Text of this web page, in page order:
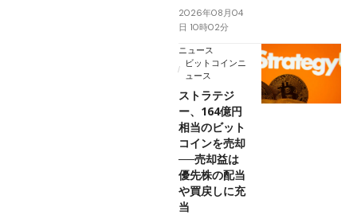
2026年08月04
日 10時02分
ニュース
ビットコインニ
ュース
ストラテジ
ー、164億円
相当のビット
コインを売却
──売却益は
優先株の配当
や買戻しに充
当